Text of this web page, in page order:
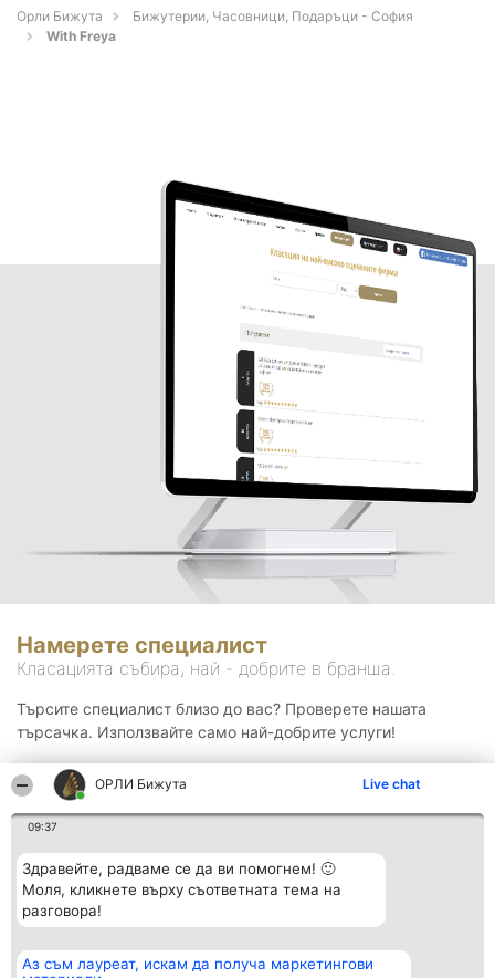
ОРЛИ Бижута Live chat
09:37
Здравейте, радваме се да ви помогнем! 🙂
Моля, кликнете върху съответната тема на
разговора!
Аз съм лауреат, искам да получа маркетингови
Орли Бижута
Бижутерии, Часовници, Подаръци - София
With Freya
Намерете специалист
Класацията събира, най - добрите в бранша.
Търсите специалист близо до вас? Проверете нашата
търсачка. Използвайте само най-добрите услуги!
Организатор на
Класация Контакти